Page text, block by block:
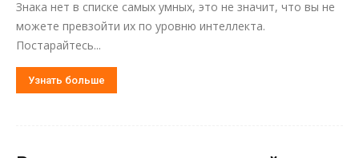
Знака нет в списке самых умных, это не значит, что вы не
можете превзойти их по уровню интеллекта.
Постарайтесь...
Узнать больше